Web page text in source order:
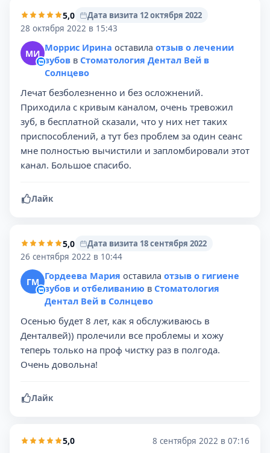
5,0
Дата визита 12 октября 2022
28 октября 2022 в 15:43
МИ Моррис Ирина оставила отзыв о лечении
зубов в Стоматология Дентал Вей в
Солнцево
Лечат безболезненно и без осложнений.
Приходила с кривым каналом, очень тревожил
зуб, в бесплатной сказали, что у них нет таких
приспособлений, а тут без проблем за один сеанс
мне полностью вычистили и запломбировали этот
канал. Большое спасибо.
Лайк
5,0
Дата визита 18 сентября 2022
26 сентября 2022 в 10:44
ГМ Гордеева Мария оставила отзыв о гигиене
зубов и отбеливанию в Стоматология
Дентал Вей в Солнцево
Осенью будет 8 лет, как я обслуживаюсь в
Денталвей)) пролечили все проблемы и хожу
теперь только на проф чистку раз в полгода.
Очень довольна!
Лайк
5,0 8 сентября 2022 в 07:16